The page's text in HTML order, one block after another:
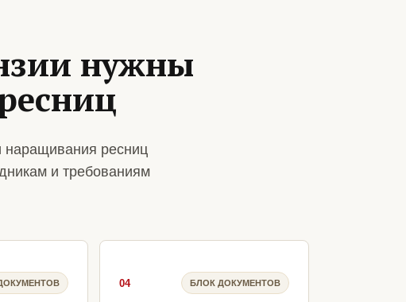
нужны
наращивания ресниц
и требованиям
04 БЛОК ДОКУМЕНТОВ